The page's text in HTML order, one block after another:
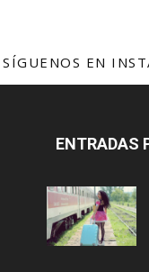
SÍGUENOS EN
ENTRADAS